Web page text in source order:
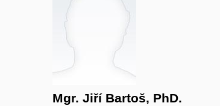
Mgr. Jiří Bartoš, PhD.